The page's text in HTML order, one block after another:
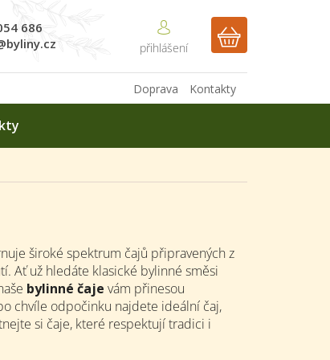
686
NÁKUPNÍ
Kontakty
Doprava
široké spektrum čajů připravených z
Ať už hledáte klasické bylinné směsi
bylinné čaje vám přinesou
chvíle odpočinku najdete ideální čaj,
si čaje, které respektují tradici i